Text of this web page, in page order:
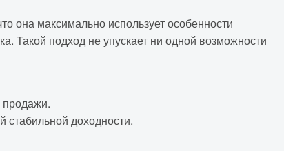
она максимально использует особенности
Такой подход не упускает ни одной возможности
продажи.
стабильной доходности.